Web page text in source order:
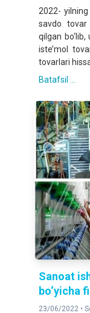
2022-
savdo tovar
qilgan
iste’mol
tovarlari
Batafsil ...
Sanoat
bo‘yicha
23/06/2022 •